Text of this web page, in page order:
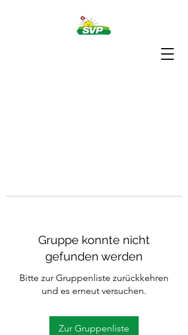
Gruppe konnte nicht
gefunden werden
Bitte zur Gruppenliste zurückkehren
und es erneut versuchen.
Zur Gruppenliste